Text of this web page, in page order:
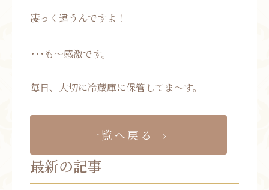
凄っく違うんですよ！
･･･も～感激です。
毎日、大切に冷蔵庫に保管してま～す。
一覧へ戻る
最新の記事